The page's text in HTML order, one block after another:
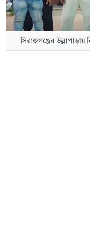
সিরাজগঞ্জের উল্লাপাড়ায়